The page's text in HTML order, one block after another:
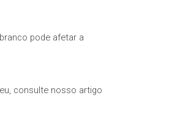
pode afetar a
consulte nosso artigo